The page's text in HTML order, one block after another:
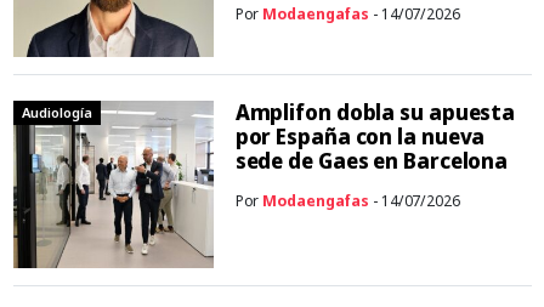
Por Modaengafas - 14/07/2026
Audiología
Amplifon dobla su apuesta
por España con la nueva
sede de Gaes en Barcelona
Por Modaengafas - 14/07/2026